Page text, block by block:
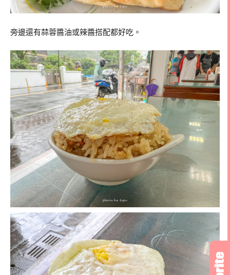
旁邊還有蒜蓉醬油或辣醬搭配都好吃。